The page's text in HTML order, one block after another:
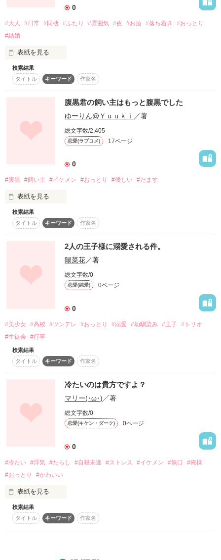
この関係って、危うくないですか？！
■◇◆□◆◇■
2017-07-25連載スタート
2017-09-21完結！
◆◇◆◇
ゆむゆむ。様
作品を読む
＋＋＋＋＋＋＋＋＋＋＋
そのみはいつも教室から見つめていた
大河先輩・・・
手の届かなかった大河先輩が
偶然買いにきて？！
じれじれ甘甘ストーリー。
＊登場する名称などはすべて架空のフィクションです。
他のpinkな関係とは全く別のお話なのでこちらからでもお読み
0
#大人 #日常 #同棲 #ふたり #雰囲気 #夜 #お酒 #落ち着き
#おっとり
#結婚
表紙を見る
“よるにひとり”
のカップルのある夜のお話
落ち着いたふたりの落ち着いた雰囲気を楽しんでくれたら嬉し
作品を読む
検索結果
タイトル
キーワード 作家名
腹黒君の飼い主はもっと腹黒でした
ゆーりん@Ｙｕｕｋｉ ／著
総文字数/2,405
恋愛(ラブコメ) 17ページ
0
#腹黒 #飼い主 #イケメン #おっとり #優しい #だます
表紙を見る
未編集
作品を読む
検索結果
タイトル
キーワード 作家名
2人の王子様に溺愛される件。
陽菜花／著
総文字数/0
恋愛(純愛) 0ページ
0
#美少女 #高校 #ツンデレ #おっとり #溺愛 #幼馴染み #王子 #トリオ
#生徒会 #行事
検索結果
タイトル
キーワード 作家名
冷たいのは貴方ですよ？
マリー(･ω･)／著
総文字数/0
恋愛(キケン・ダーク) 0ページ
0
#冷たい #浮気 #たらし #自殺未遂 #ストレス #イケメン #無口
#俺様
#おっとり
#かわいい
表紙を見る
付き合ったら急に冷たくなってしまった彼あっ。ついでに女好
き？からの！イケメン
月森はる（高校２年生）
おっとり系かわいくて、モテる
検索結果
タイトル
キーワード 作家名